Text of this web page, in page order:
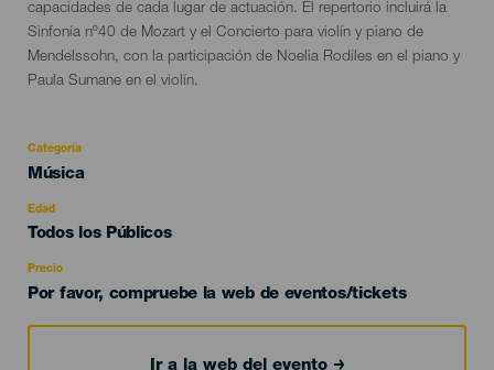
capacidades de cada lugar de actuación. El repertorio incluirá la
Sinfonía nº40 de Mozart y el Concierto para violín y piano de
Mendelssohn, con la participación de Noelia Rodiles en el piano y
Paula Sumane en el violín.
Categoría
Categoría
evento
Música
Edad
Edad
Todos los Públicos
Precio
Por favor, compruebe la web de eventos/tickets
Ir a la web del evento